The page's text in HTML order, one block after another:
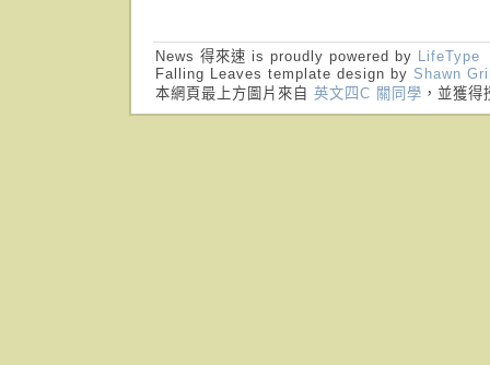
News 得來速 is proudly powered by LifeType
Falling Leaves template design by Shawn
本網頁最上方圖片來自 英文四C 關同學 ，並獲